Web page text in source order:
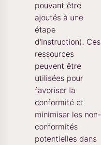
pouvant être
ajoutés à une
étape
d'instruction). Ces
ressources
peuvent être
utilisées pour
favoriser la
conformité et
minimiser les non-
conformités
potentielles dans